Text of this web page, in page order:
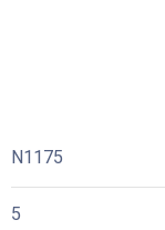
N1175
5